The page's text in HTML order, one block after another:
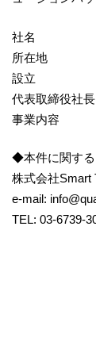
社名 ： 株
所在地 ：
設立 ：
代表取締役社
事業内容 ：
◆本件に関す
株式会社Smart
e-mail:
TEL: 03-6739-